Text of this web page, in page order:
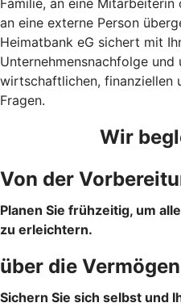
an eine externe Person
Heimatbank eG sichert mit
Unternehmensnachfolge
wirtschaftlichen, finanziellen
Fragen.
Wir
Von der
Planen Sie frühzeitig, um
zu erleichtern.
über die
Sichern Sie sich selbst und